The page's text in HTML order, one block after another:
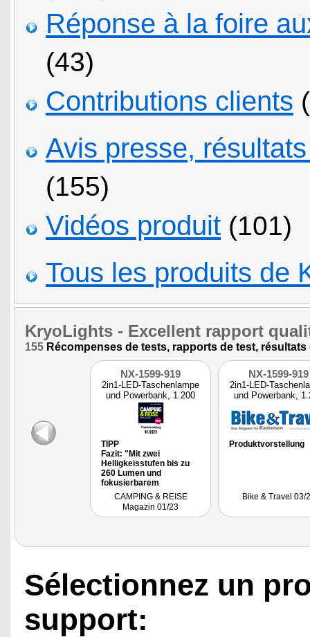
Réponse à la foire
(43)
Contributions clients
Avis presse,
(155)
Vidéos produit (101)
Tous les produits de
KryoLights - Excellent rapport
155 Récompenses de tests, rapports de test, résultats
NX-1599-919
2in1-LED-Taschenlampe
und Powerbank, 1.200
mAh
TIPP
Fazit: "Mit zwei
Helligkeisstufen bis zu
260 Lumen und
fokusierbarem
Lichtkegel haben
Camper in jederSituation
gutes Licht. Praktisch:
CAMPING & REISE
Magazin 01/23
NX-1599-919
2in1-LED-
und Powerbank,
Produktvorstellung
Bike & Travel 03/
Sélectionnez un
support: